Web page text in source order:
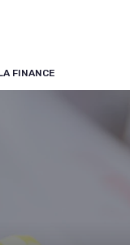
FINANCE